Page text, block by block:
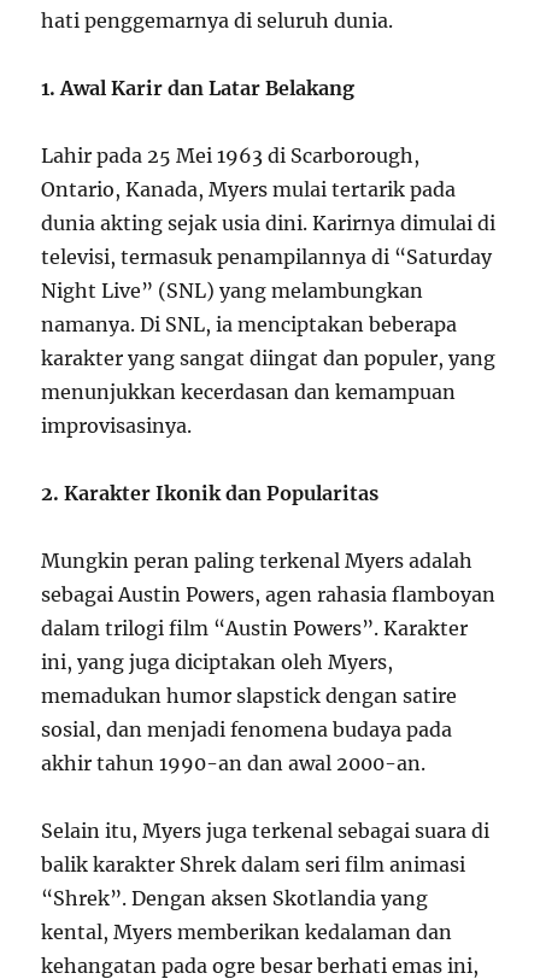
hati penggemarnya di seluruh dunia.
1. Awal Karir dan Latar Belakang
Lahir pada 25 Mei 1963 di Scarborough,
Ontario, Kanada, Myers mulai tertarik pada
dunia akting sejak usia dini. Karirnya dimulai di
televisi, termasuk penampilannya di “Saturday
Night Live” (SNL) yang melambungkan
namanya. Di SNL, ia menciptakan beberapa
karakter yang sangat diingat dan populer, yang
menunjukkan kecerdasan dan kemampuan
improvisasinya.
2. Karakter Ikonik dan Popularitas
Mungkin peran paling terkenal Myers adalah
sebagai Austin Powers, agen rahasia flamboyan
dalam trilogi film “Austin Powers”. Karakter
ini, yang juga diciptakan oleh Myers,
memadukan humor slapstick dengan satire
sosial, dan menjadi fenomena budaya pada
akhir tahun 1990-an dan awal 2000-an.
Selain itu, Myers juga terkenal sebagai suara di
balik karakter Shrek dalam seri film animasi
“Shrek”. Dengan aksen Skotlandia yang
kental, Myers memberikan kedalaman dan
kehangatan pada ogre besar berhati emas ini,